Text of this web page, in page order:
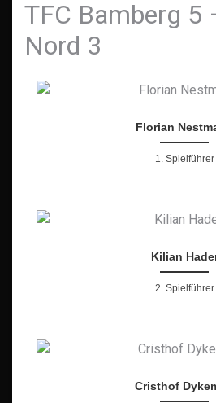
TFC Bamberg 5
Nord 3
Florian
1. Spielführer
Kilian
2. Spielführer
Cristhof